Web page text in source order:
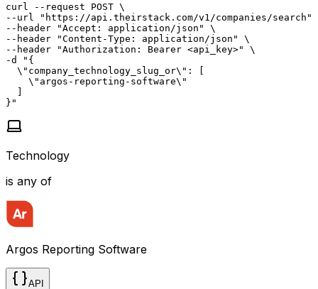
curl --request POST \
--url "https://api.theirstack.com/v1/companies/search"
--header "Accept: application/json" \
--header "Content-Type: application/json" \
--header "Authorization: Bearer <api_key>" \
-d "{
  \"company_technology_slug_or\": [
    \"argos-reporting-software\"
  ]
}"
Technology
is any of
Argos Reporting Software
API